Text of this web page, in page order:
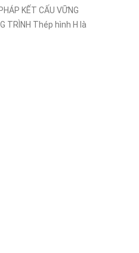
KẾT CẤU VỮNG
TRÌNH Thép hình H là